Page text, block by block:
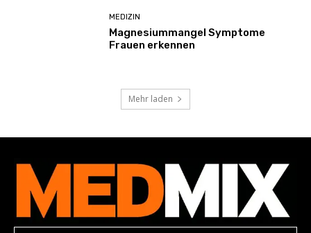
MEDIZIN
Magnesiummangel Symptome
Frauen erkennen
Mehr laden